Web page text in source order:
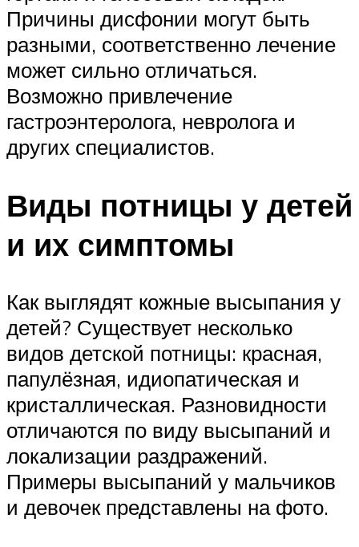
Причины дисфонии могут быть
разными, соответственно лечение
может сильно отличаться.
Возможно привлечение
гастроэнтеролога, невролога и
других специалистов.
Виды потницы у детей
и их симптомы
Как выглядят кожные высыпания у
детей? Существует несколько
видов детской потницы: красная,
папулёзная, идиопатическая и
кристаллическая. Разновидности
отличаются по виду высыпаний и
локализации раздражений.
Примеры высыпаний у мальчиков
и девочек представлены на фото.